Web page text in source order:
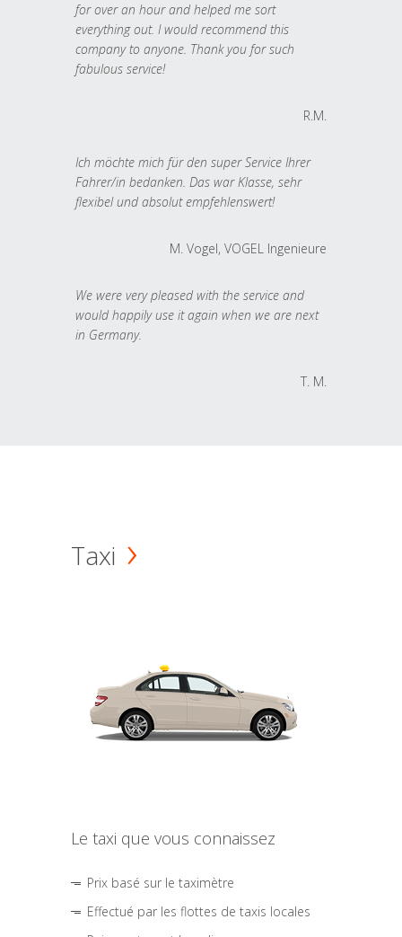
for over an hour and helped me sort
everything out. I would recommend this
company to anyone. Thank you for such
fabulous service!
R.M.
Ich möchte mich für den super Service Ihrer
Fahrer/in bedanken. Das war Klasse, sehr
flexibel und absolut empfehlenswert!
M. Vogel, VOGEL Ingenieure
We were very pleased with the service and
would happily use it again when we are next
in Germany.
T. M.
Taxi
Le taxi que vous connaissez
Prix basé sur le taximètre
Effectué par les flottes de taxis locales